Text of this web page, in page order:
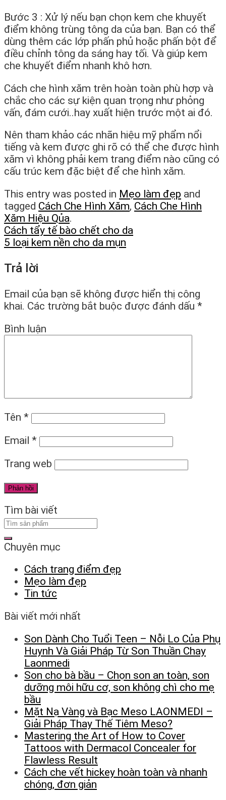
Bước 3 : Xử lý nếu bạn chọn kem che khuyết
điểm không trùng tông da của bạn. Bạn có thể
dùng thêm các lớp phấn phủ hoặc phấn bột để
điều chỉnh tông da sáng hay tối. Và giúp kem
che khuyết điểm nhanh khô hơn.
Cách che hình xăm trên hoàn toàn phù hợp và
chắc cho các sự kiện quan trọng như phỏng
vấn, đám cưới..hay xuất hiện trước một ai đó.
Nên tham khảo các nhãn hiệu mỹ phẩm nổi
tiếng và kem được ghi rõ có thể che được hình
xăm vì không phải kem trang điểm nào cũng có
cấu trúc kem đặc biệt để che hình xăm.
This entry was posted in Mẹo làm đẹp and
tagged Cách Che Hình Xăm, Cách Che Hình
Xăm Hiệu Qủa.
Cách tẩy tế bào chết cho da
5 loại kem nền cho da mụn
Trả lời
Email của bạn sẽ không được hiển thị công
khai. Các trường bắt buộc được đánh dấu *
Bình luận
Tên *
Email *
Trang web
Tìm bài viết
Chuyên mục
Cách trang điểm đẹp
Mẹo làm đẹp
Tin tức
Bài viết mới nhất
Son Dành Cho Tuổi Teen – Nỗi Lo Của Phụ
Huynh Và Giải Pháp Từ Son Thuần Chay
Laonmedi
Son cho bà bầu – Chọn son an toàn, son
dưỡng môi hữu cơ, son không chì cho mẹ
bầu
Mặt Nạ Vàng và Bạc Meso LAONMEDI –
Giải Pháp Thay Thế Tiêm Meso?
Mastering the Art of How to Cover
Tattoos with Dermacol Concealer for
Flawless Result
Cách che vết hickey hoàn toàn và nhanh
chóng, đơn giản